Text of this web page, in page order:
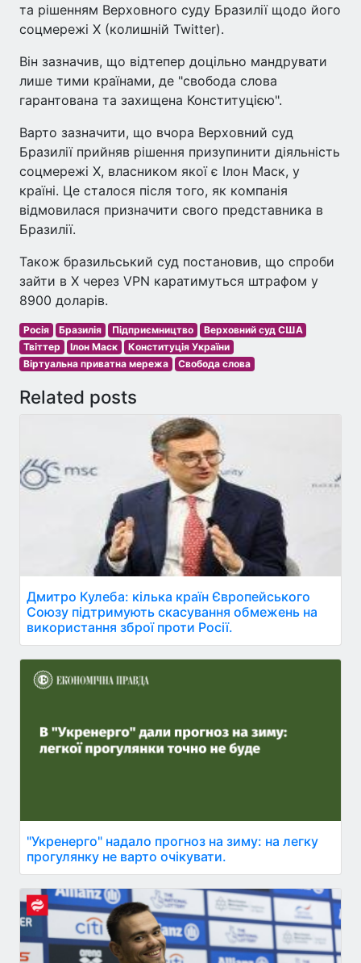
та рішенням Верховного суду Бразилії щодо його
соцмережі X (колишній Twitter).
Він зазначив, що відтепер доцільно мандрувати
лише тими країнами, де "свобода слова
гарантована та захищена Конституцією".
Варто зазначити, що вчора Верховний суд
Бразилії прийняв рішення призупинити діяльність
соцмережі X, власником якої є Ілон Маск, у
країні. Це сталося після того, як компанія
відмовилася призначити свого представника в
Бразилії.
Також бразильський суд постановив, що спроби
зайти в X через VPN каратимуться штрафом у
8900 доларів.
Росія Бразилія Підприємництво
Верховний суд США
Твіттер
Ілон Маск
Конституція України
Віртуальна приватна мережа
Свобода слова
Related posts
Дмитро Кулеба: кілька країн Європейського
Союзу підтримують скасування обмежень на
використання зброї проти Росії.
"Укренерго" надало прогноз на зиму: на легку
прогулянку не варто очікувати.